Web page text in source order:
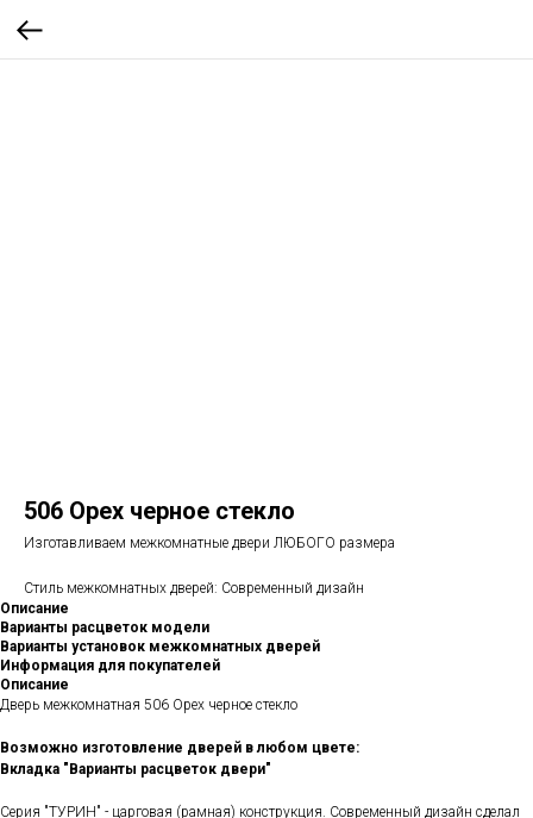
506 Орех черное стекло
Изготавливаем межкомнатные двери ЛЮБОГО размера
Стиль межкомнатных дверей: Современный дизайн
Описание
Варианты расцветок модели
Варианты установок межкомнатных дверей
Информация для покупателей
Описание
Дверь межкомнатная 506 Орех черное стекло
Возможно изготовление дверей в любом цвете:
Вкладка "Варианты расцветок двери"
Серия "ТУРИН" - царговая (рамная) конструкция. Современный дизайн сделал